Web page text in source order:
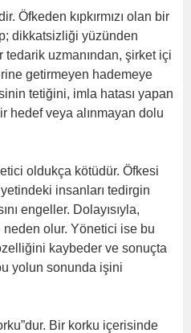
Öfkeden kıpkırmızı olan bir
dikkatsizliği yüzünden
tedarik uzmanından, şirket içi
getirmeyen hademeye
tetiğini, imla hatası yapan
hedef veya alınmayan dolu
oldukça kötüdür. Öfkesi
insanları tedirgin
engeller. Dolayısıyla,
neden olur. Yönetici ise bu
kaybeder ve sonuçta
yolun sonunda işini
Bir korku içerisinde